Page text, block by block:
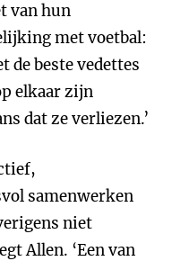
van hun
met voetbal:
de beste vedettes
elkaar zijn
dat ze verliezen.’
samenwerken
niet
Allen. ‘Een van